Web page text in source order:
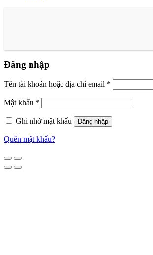
Đăng nhập
Tên tài khoản hoặc địa chỉ email *
Mật khẩu *
Ghi nhớ mật khẩu Đăng nhập
Quên mật khẩu?